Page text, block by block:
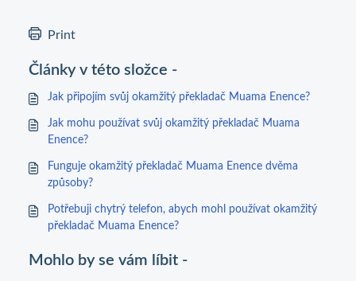
Print
Články v této složce -
Jak připojím svůj okamžitý překladač Muama Enence?
Jak mohu používat svůj okamžitý překladač Muama
Enence?
Funguje okamžitý překladač Muama Enence dvěma
způsoby?
Potřebuji chytrý telefon, abych mohl používat okamžitý
překladač Muama Enence?
Mohlo by se vám líbit -